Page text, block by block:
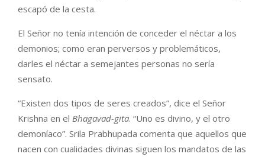
escapó de la cesta.
El Señor no tenía intención de conceder el néctar a los
demonios; como eran perversos y problemáticos,
darles el néctar a semejantes personas no sería
sensato.
“Existen dos tipos de seres creados”, dice el Señor
Krishna en el Bhagavad-gita. “Uno es divino, y el otro
demoníaco”. Srila Prabhupada comenta que aquellos que
nacen con cualidades divinas siguen los mandatos de las